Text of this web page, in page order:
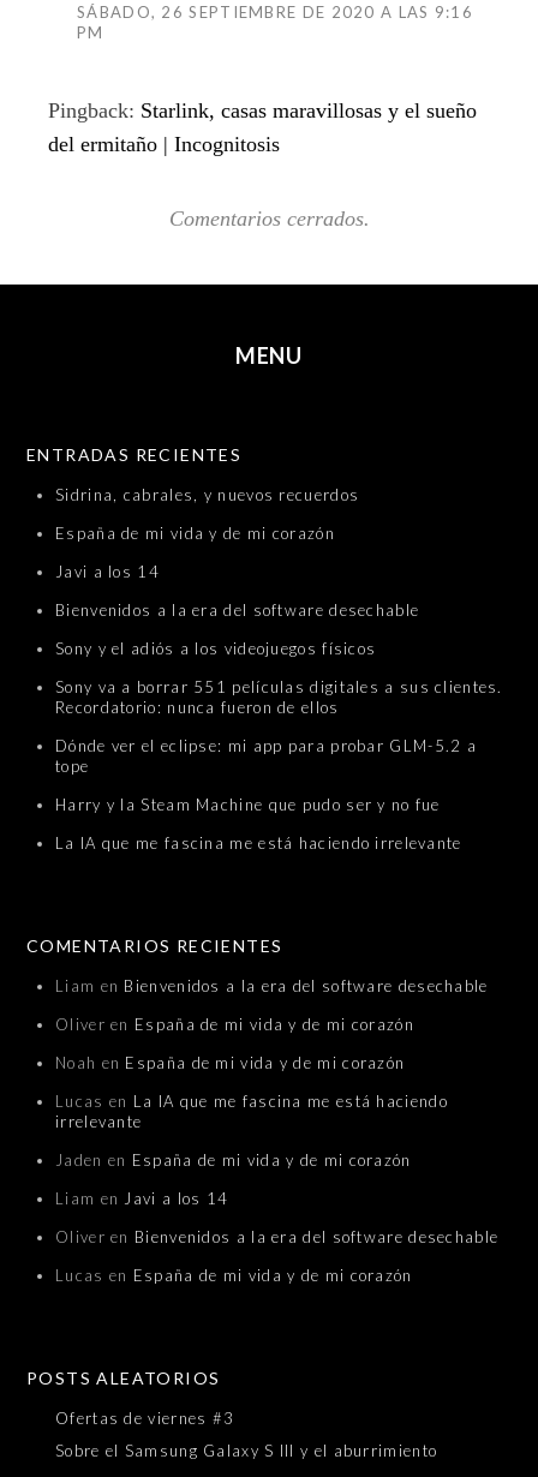
SÁBADO, 26 SEPTIEMBRE DE 2020 A LAS 9:16
PM
Pingback: Starlink, casas maravillosas y el sueño
del ermitaño | Incognitosis
Comentarios cerrados.
MENU
ENTRADAS RECIENTES
Sidrina, cabrales, y nuevos recuerdos
España de mi vida y de mi corazón
Javi a los 14
Bienvenidos a la era del software desechable
Sony y el adiós a los videojuegos físicos
Sony va a borrar 551 películas digitales a sus clientes.
Recordatorio: nunca fueron de ellos
Dónde ver el eclipse: mi app para probar GLM-5.2 a
tope
Harry y la Steam Machine que pudo ser y no fue
La IA que me fascina me está haciendo irrelevante
COMENTARIOS RECIENTES
Liam en Bienvenidos a la era del software desechable
Oliver en España de mi vida y de mi corazón
Noah en España de mi vida y de mi corazón
Lucas en La IA que me fascina me está haciendo
irrelevante
Jaden en España de mi vida y de mi corazón
Liam en Javi a los 14
Oliver en Bienvenidos a la era del software desechable
Lucas en España de mi vida y de mi corazón
POSTS ALEATORIOS
Ofertas de viernes #3
Sobre el Samsung Galaxy S III y el aburrimiento